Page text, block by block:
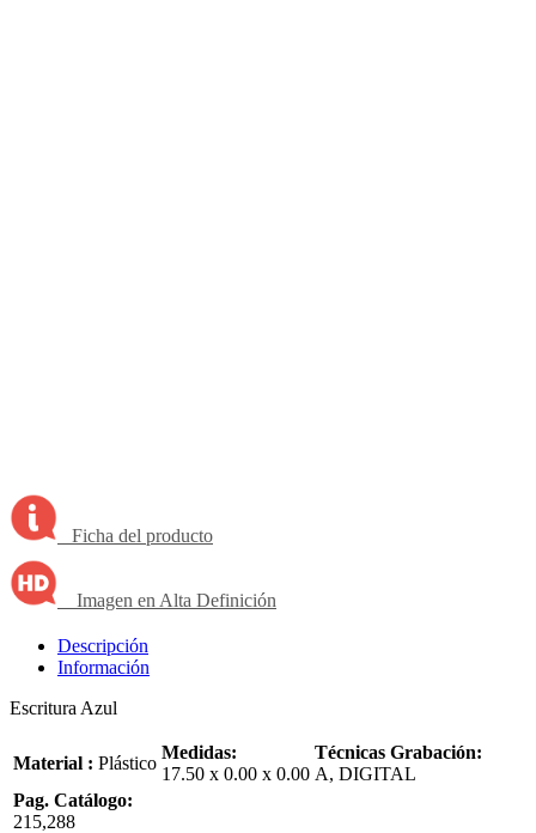
Ficha del producto
Imagen en Alta Definición
Descripción
Información
Escritura Azul
Material : Plástico
Medidas:
17.50 x 0.00 x 0.00
Técnicas Grabación:
A, DIGITAL
Pag. Catálogo:
215,288